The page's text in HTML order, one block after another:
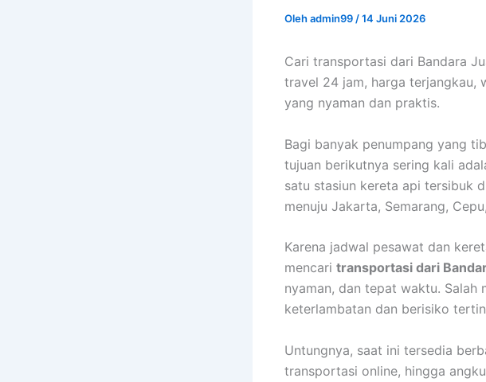
Olehadmin99 /14 Juni 2026
Cari transportasi dari Bandara
travel 24 jam, harga terjangkau,
yang nyaman dan praktis.
Bagi banyak penumpang yang
tujuan berikutnya sering kali
satu stasiun kereta api tersibuk
menuju Jakarta, Semarang,
Karena jadwal pesawat dan
mencari transportasi dari
nyaman, dan tepat waktu. Salah
keterlambatan dan berisiko
Untungnya, saat ini tersedia
transportasi online, hingga